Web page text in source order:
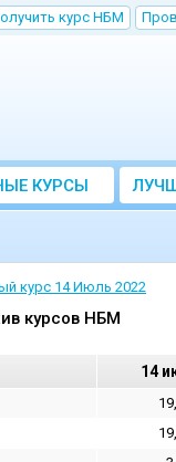
курс НБМ
КУРСЫ
курс 14 Июль 2022
курсов НБМ
14